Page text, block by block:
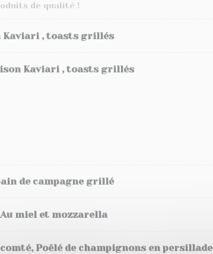
de qualité !
Kaviari , toasts grillés
Kaviari , toasts grillés
de campagne grillé
miel et mozzarella
Poêlé de champignons en persillade